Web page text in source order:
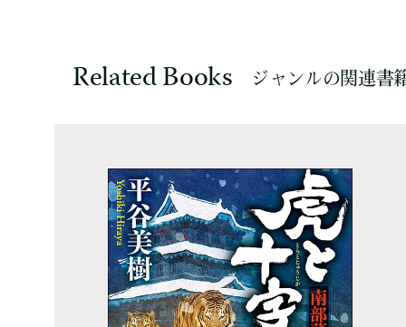
Related Books ジャンルの関連書